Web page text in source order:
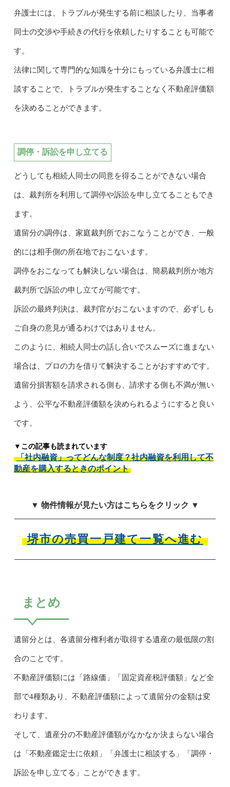
弁護士には、トラブルが発生する前に相談したり、当事者
同士の交渉や手続きの代行を依頼したりすることも可能で
す。
法律に関して専門的な知識を十分にもっている弁護士に相
談することで、トラブルが発生することなく不動産評価額
を決めることができます。
調停・訴訟を申し立てる
どうしても相続人同士の同意を得ることができない場合
は、裁判所を利用して調停や訴訟を申し立てることもでき
ます。
遺留分の調停は、家庭裁判所でおこなうことができ、一般
的には相手側の所在地でおこないます。
調停をおこなっても解決しない場合は、簡易裁判所か地方
裁判所で訴訟の申し立てが可能です。
訴訟の最終判決は、裁判官がおこないますので、必ずしも
ご自身の意見が通るわけではありません。
このように、相続人同士の話し合いでスムーズに進まない
場合は、プロの力を借りて解決することがおすすめです。
遺留分損害額を請求される側も、請求する側も不満が無い
よう、公平な不動産評価額を決められるようにすると良い
です。
▼この記事も読まれています
「社内融資」ってどんな制度？社内融資を利用して不
動産を購入するときのポイント
▼ 物件情報が見たい方はこちらをクリック ▼
堺市の売買一戸建て一覧へ進む
まとめ
遺留分とは、各遺留分権利者が取得する遺産の最低限の割
合のことです。
不動産評価額には「路線価」「固定資産税評価額」など全
部で4種類あり、不動産評価額によって遺留分の金額は変
わります。
そして、遺産分の不動産評価額がなかなか決まらない場合
は「不動産鑑定士に依頼」「弁護士に相談する」「調停・
訴訟を申し立てる」ことができます。